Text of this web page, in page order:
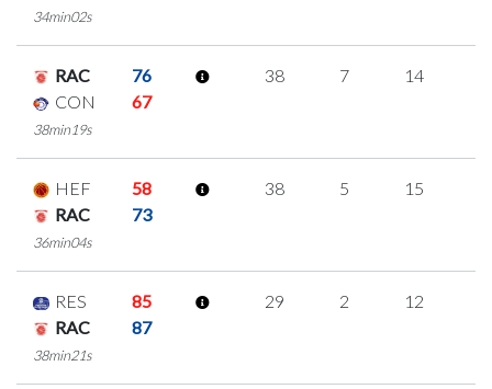
34min02s
RAC
76
CON
67
38min19s
38 7 14
HEF
58
RAC
73
36min04s
38 5 15
RES
85
RAC
87
38min21s
29 2 12